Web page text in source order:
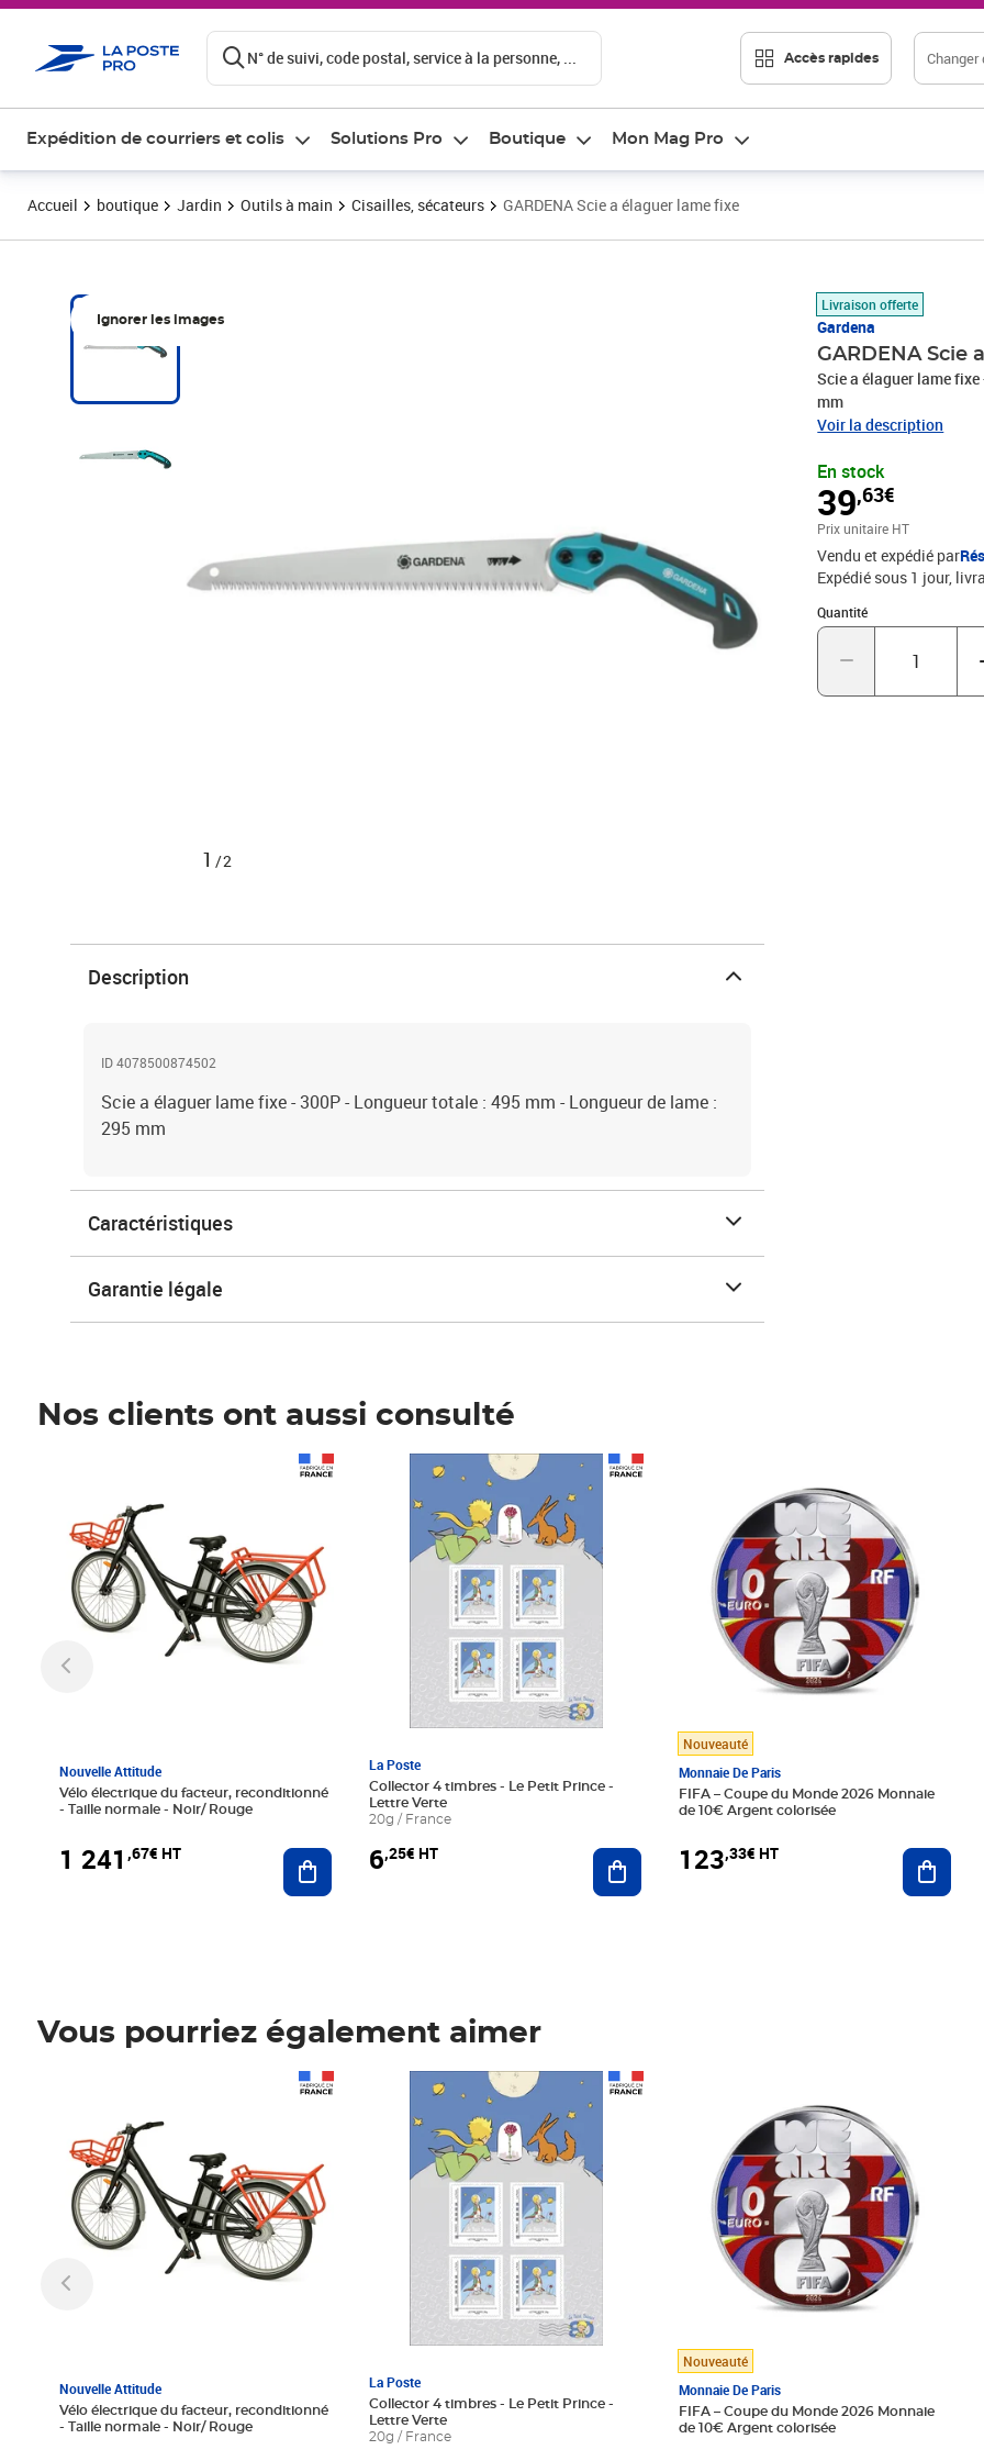
N° de suivi, code postal, service à la personne, ... Accès rapides Changer
Expédition de courriers et colis Solutions Pro Boutique Mon Mag Pro
Accueil boutique Jardin Outils à main Cisailles, sécateurs GARDENA Scie a élaguer lame fixe
Ignorer les images
1 /2
Livraison offerte
Gardena
GARDENA Scie
Scie a élaguer lame
mm
Voir la description
En stock
39,63€
Prix 39,63€
Prix unitaire HT
Vendu et expédié par
Expédié sous 1 jour
Quantité
Quantité : 1
Description
ID 4078500874502
Scie a élaguer lame fixe - 300P - Longueur totale : 495 mm - Longueur de lame :
295 mm
Caractéristiques
Garantie légale
Nos clients ont aussi consulté
Nouvelle Attitude
Vélo électrique du facteur, reconditionné
- Taille normale - Noir/ Rouge
1 241 ,67€ HT Ajouter au panier
La Poste
Collector 4 timbres - Le Petit Prince -
Lettre Verte
20g / France
6,25€ HT
Prix 6,25€ HT
Ajouter au panier
Nouveauté
Monnaie De Paris
FIFA – Coupe du Monde 2026 Monnaie
de 10€ Argent colorisée
123,33€ HT
Vous pourriez également aimer
Nouvelle Attitude
Vélo électrique du facteur, reconditionné
- Taille normale - Noir/ Rouge
La Poste
Collector 4 timbres - Le Petit Prince -
Lettre Verte
20g / France
Prix 6,25€ HT
Nouveauté
Monnaie De Paris
FIFA – Coupe du Monde 2026 Monnaie
de 10€ Argent colorisée